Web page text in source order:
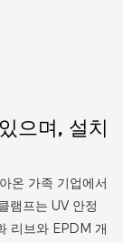
으며, 설치
온 가족 기업에서
램프는 UV 안정
리브와 EPDM 개